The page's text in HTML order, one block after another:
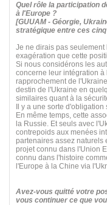
Quel rôle la participation
à l'Europe ?
[GUUAM - Géorgie,
stratégique entre ces
Je ne dirais pas
exagération que cette
Si nous considérons les
concerne leur intégration à
rapprochement de
destin de l'Ukraine en
similaires quant à la
Il y a une sorte
En même temps, cette
la Russie. Et seuls avec
contrepoids aux menées
partenaires assez naturels
projet connu dans l'Union
connu dans l'histoire
l'Europe à la Chine via
Avez-vous quitté votre
vous continuer ce que